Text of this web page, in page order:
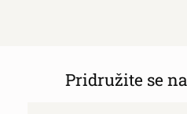
Pridružite se